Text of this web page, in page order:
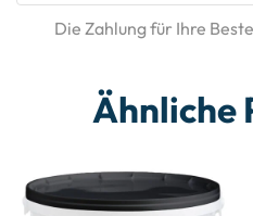
Die Zahlung für Ihre
Ähnliche